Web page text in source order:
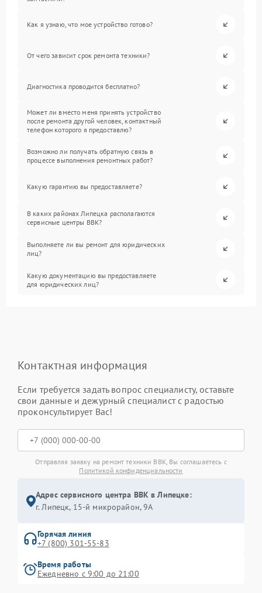
Как я узнаю, что мое устройство готово?
От чего зависит срок ремонта техники?
Диагностика проводится бесплатно?
Может ли вместо меня принять устройство
после ремонта другой человек, контактный
телефон которого я предоставлю?
Возможно ли получать обратную связь в
процессе выполнения ремонтных работ?
Какую гарантию вы предоставляете?
В каких районах Липецка располагаются
сервисные центры BBK?
Выполняете ли вы ремонт для юридических
лиц?
Какую документацию вы предоставляете
для юридических лиц?
Контактная информация
Если требуется задать вопрос специалисту, оставьте
свои данные и дежурный специалист с радостью
проконсультирует Вас!
Отправляя заявку на ремонт техники BBK, Вы соглашаетесь с
Политикой конфиденциальности
Адрес сервисного центра BBK в Липецке:
г. Липецк, 15-й микрорайон, 9А
Горячая линия
+7 (800) 301-55-83
Время работы
Ежедневно с 9:00 до 21:00